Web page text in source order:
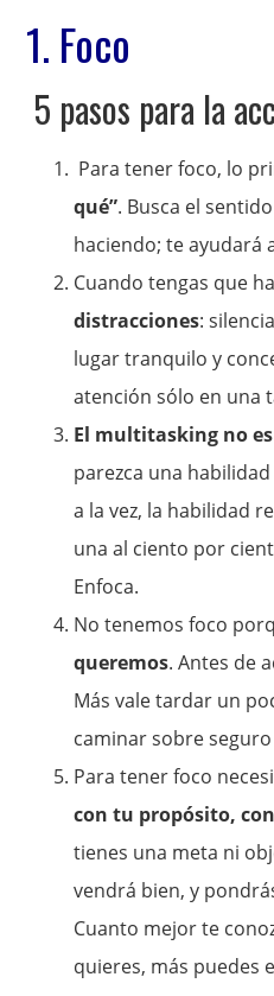
1. Foco
5 pasos para la
Para tener foco, lo
qué”. Busca el
haciendo; te ayudará
Cuando tengas que
distracciones:
lugar tranquilo y
atención sólo en una
El multitasking no
parezca una
a la vez, la habilidad
una al ciento por
Enfoca.
No tenemos foco
queremos. Antes de
Más vale tardar un
caminar sobre
Para tener foco
con tu propósito,
tienes una meta ni
vendrá bien, y
Cuanto mejor te
quieres, más puedes